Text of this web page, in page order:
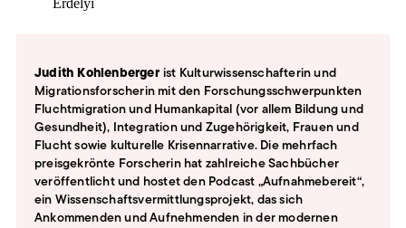
Judith Kohlenberger ist Kulturwissenschafterin und
Migrationsforscherin mit den Forschungsschwerpunkten
Fluchtmigration und Humankapital (vor allem Bildung und
Gesundheit), Integration und Zugehörigkeit, Frauen und
Flucht sowie kulturelle Krisennarrative. Die mehrfach
preisgekrönte Forscherin hat zahlreiche Sachbücher
veröffentlicht und hostet den Podcast „Aufnahmebereit“,
ein Wissenschaftsvermittlungsprojekt, das sich
Ankommenden und Aufnehmenden in der modernen